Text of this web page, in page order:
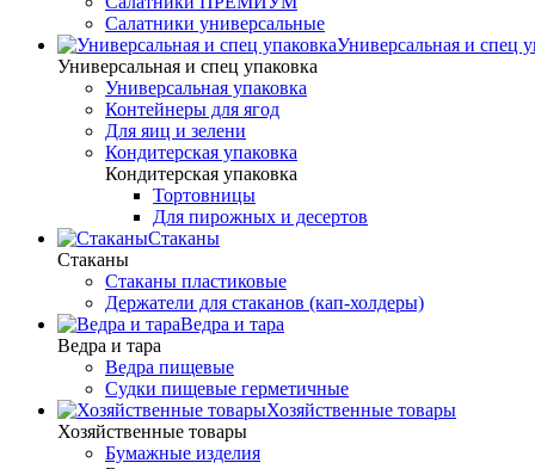
Салатники универсальные
Универсальная и спец
Универсальная и спец упаковка
Универсальная упаковка
Контейнеры для ягод
Для яиц и зелени
Кондитерская упаковка
Кондитерская упаковка
Тортовницы
Для пирожных и десертов
Стаканы
Стаканы
Стаканы пластиковые
Держатели для стаканов (кап-холдеры)
Ведра и тара
Ведра и тара
Ведра пищевые
Судки пищевые герметичные
Хозяйственные товары
Хозяйственные товары
Бумажные изделия